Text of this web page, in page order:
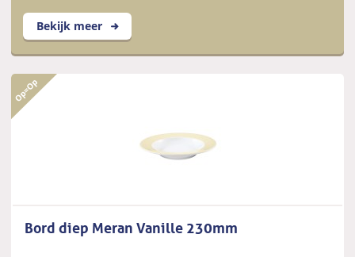
Bekijk meer
Bord diep Meran Vanille 230mm